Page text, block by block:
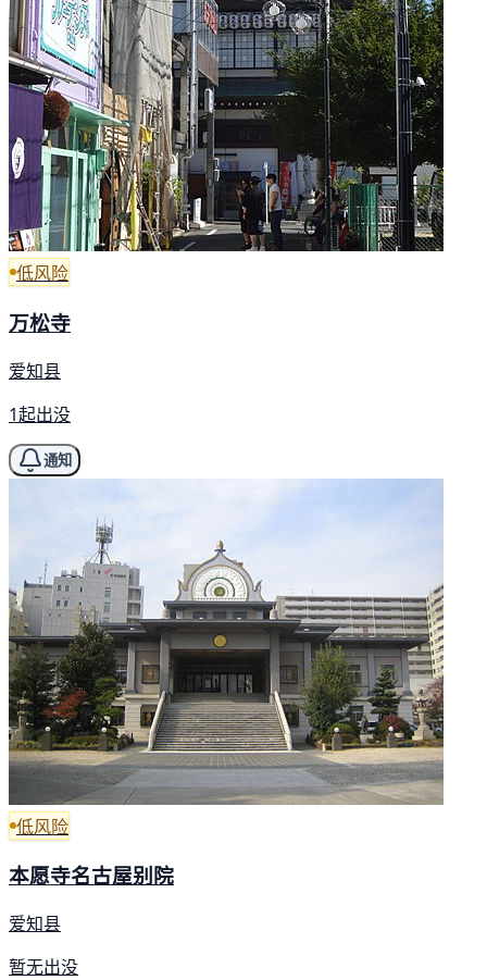
低风险
万松寺
爱知县
1起出没
通知
低风险
本愿寺名古屋别院
爱知县
暂无出没